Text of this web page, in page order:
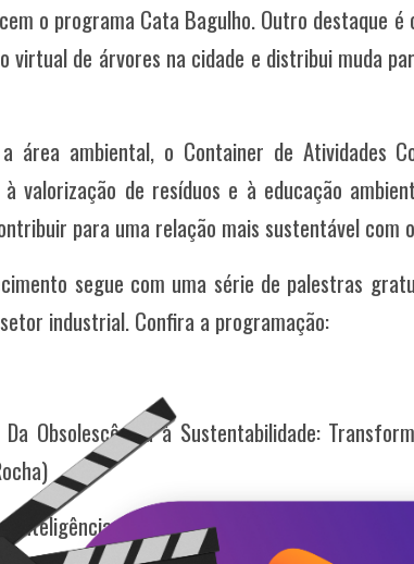
o programa Cata Bagulho. Outro destaque
virtual de árvores na cidade e distribui muda
a área ambiental, o Container de Atividades
valorização de resíduos e à educação
para uma relação mais sustentável com
segue com uma série de palestras
industrial. Confira a programação:
Obsolescência à Sustentabilidade:
Artificial (Marco Casini)